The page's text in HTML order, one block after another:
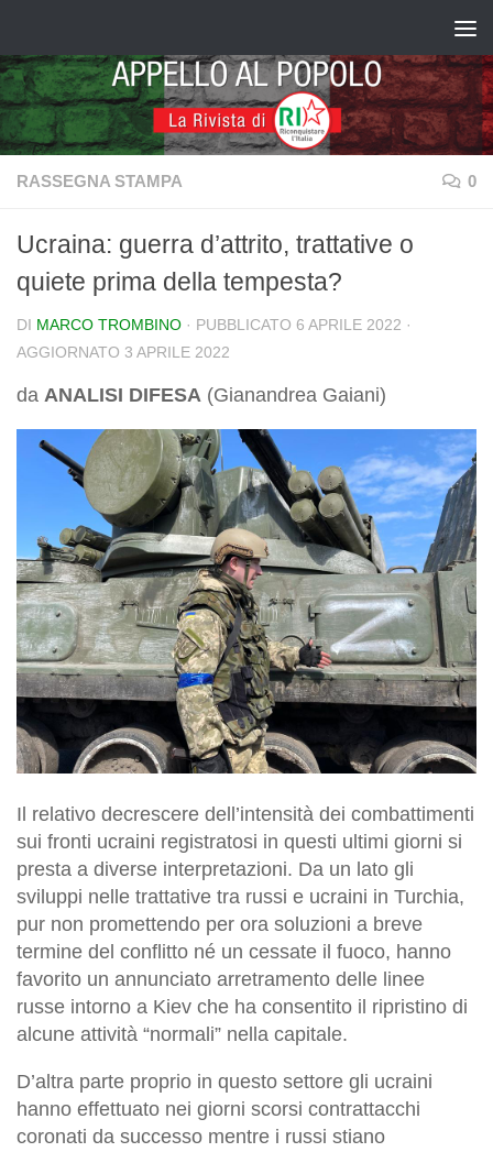
RASSEGNA STAMPA 0
Ucraina: guerra d’attrito, trattative o
quiete prima della tempesta?
DI MARCO TROMBINO · PUBBLICATO 6 APRILE 2022 ·
AGGIORNATO 3 APRILE 2022
da ANALISI DIFESA (Gianandrea Gaiani)
Il relativo decrescere dell’intensità dei combattimenti
sui fronti ucraini registratosi in questi ultimi giorni si
presta a diverse interpretazioni. Da un lato gli
sviluppi nelle trattative tra russi e ucraini in Turchia,
pur non promettendo per ora soluzioni a breve
termine del conflitto né un cessate il fuoco, hanno
favorito un annunciato arretramento delle linee
russe intorno a Kiev che ha consentito il ripristino di
alcune attività “normali” nella capitale.
D’altra parte proprio in questo settore gli ucraini
hanno effettuato nei giorni scorsi contrattacchi
coronati da successo mentre i russi stiano